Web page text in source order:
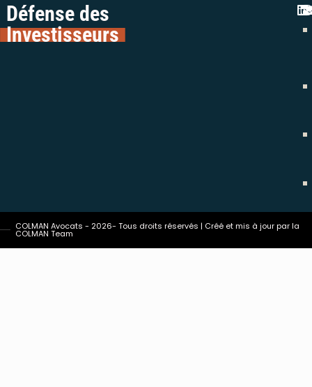
Défense des
Investisseurs
COLMAN Avocats - 2026- Tous droits réservés | Créé et mis à jour par la
COLMAN Team